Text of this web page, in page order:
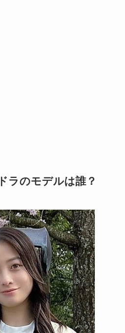
ラのモデルは誰？